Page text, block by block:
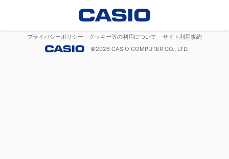
プライバシーポリシー クッキー等の利用について
サイト利用規約
©2026 CASIO COMPUTER CO., LTD.